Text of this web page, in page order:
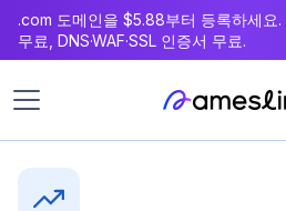
츠
로
동
.com 도메인을 $5.88부터 등록하세요.
무료, DNS·WAF·SSL 인증서 무료.